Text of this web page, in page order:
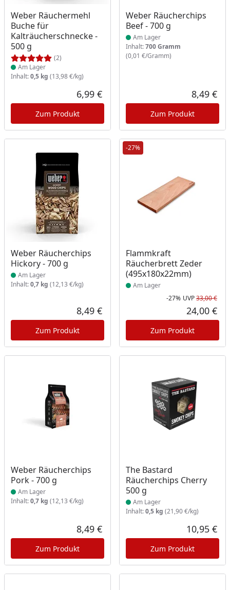
Weber Räuchermehl
Buche für
Kalträucherschnecke -
500 g
(2)
Produkt am Lager
Am Lager
Inhalt:0,5 kg (13,98 €/kg)
Aktueller Preis
6,99 €
Zum Produkt
Weber Räucherchips
Beef - 700 g
Produkt am Lager
Am Lager
Inhalt:700 Gramm
(0,01 €/Gramm)
8,49 €
Zum Produkt
Weber Räucherchips
Hickory - 700 g
Produkt am Lager
Am Lager
Inhalt:0,7 kg (12,13 €/kg)
Aktueller Preis
8,49 €
Zum Produkt
-27%
Flammkraft
Räucherbrett Zeder
(495x180x22mm)
Produkt am Lager
Am Lager
-27% UVP33,00 €
24,00 €
Zum Produkt
Weber Räucherchips
Pork - 700 g
Produkt am Lager
Am Lager
Inhalt:0,7 kg (12,13 €/kg)
Aktueller Preis
8,49 €
Zum Produkt
The Bastard
Räucherchips Cherry
500 g
Produkt am Lager
Am Lager
Inhalt:0,5 kg (21,90 €/kg)
10,95 €
Zum Produkt